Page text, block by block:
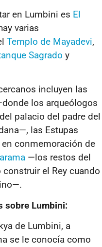
en Lumbini es El
varias
Templo de Mayadevi,
Sagrado y
incluyen las
los arqueólogos
palacio del padre del
las Estupas
conmemoración de
—los restos del
el Rey cuando
sobre Lumbini:
de Lumbini, a
se le conocía como